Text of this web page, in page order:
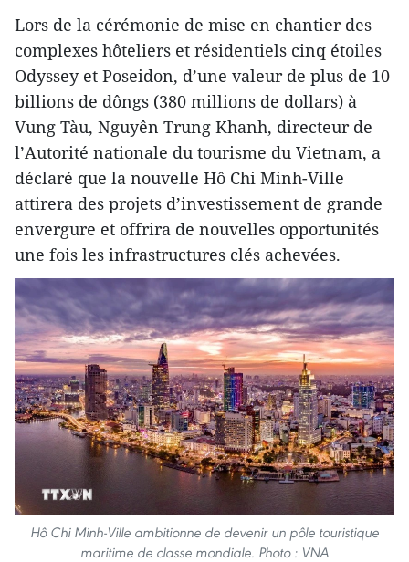
Lors de la cérémonie de mise en chantier des
complexes hôteliers et résidentiels cinq étoiles
Odyssey et Poseidon, d’une valeur de plus de 10
billions de dôngs (380 millions de dollars) à
Vung Tàu, Nguyên Trung Khanh, directeur de
l’Autorité nationale du tourisme du Vietnam, a
déclaré que la nouvelle Hô Chi Minh-Ville
attirera des projets d’investissement de grande
envergure et offrira de nouvelles opportunités
une fois les infrastructures clés achevées.
Hô Chi Minh-Ville ambitionne de devenir un pôle touristique
maritime de classe mondiale. Photo : VNA